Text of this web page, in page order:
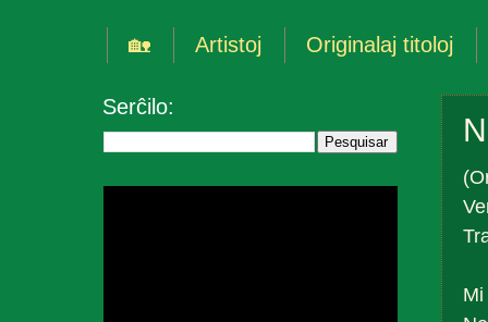
🏡 Artistoj Originalaj titoloj
Serĉilo: